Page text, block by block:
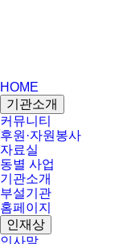
HOME
기관소개
커뮤니티
후원·자원봉사
자료실
동별 사업
기관소개
부설기관
홈페이지
인재상
인사말